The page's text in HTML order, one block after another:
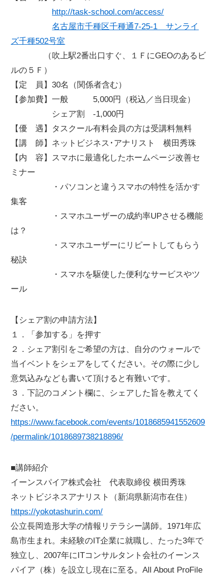
http://task-school.com/access/
名古屋市千種区千種通7-25-1 サンライ
ズ千種502号室
（吹上駅2番出口すぐ、１ＦにGEOのあるビ
ルの５Ｆ）
【定 員】30名（関係者含む）
【参加費】一般 5,000円（税込／当日現金）
シェア割 -1,000円
【優 遇】タスクール有料会員の方は受講料無料
【講 師】ネットビジネス･アナリスト 横田秀珠
【内 容】スマホに最適化したホームページ改善セ
ミナー
・パソコンと違うスマホの特性を活かす
集客
・スマホユーザーの成約率UPさせる機能
は？
・スマホユーザーにリピートしてもらう
秘訣
・スマホを駆使した便利なサービスやツ
ール
【シェア割の申請方法】
１．「参加する」を押す
２．シェア割引をご希望の方は、自分のウォールで
当イベントをシェアをしてください。その際に少し
意気込みなども書いて頂けると有難いです。
３．下記のコメント欄に、シェアした旨を教えてく
ださい。
https://www.facebook.com/events/1018685941552609
/permalink/1018689738218896/
■講師紹介
イーンスパイア株式会社 代表取締役 横田秀珠
ネットビジネスアナリスト（新潟県新潟市在住）
https://yokotashurin.com/
公立長岡造形大学の情報リテラシー講師。1971年広
島市生まれ。未経験のIT企業に就職し、たった3年で
独立し、2007年にITコンサルタント会社のイーンス
パイア（株）を設立し現在に至る。All About ProFile